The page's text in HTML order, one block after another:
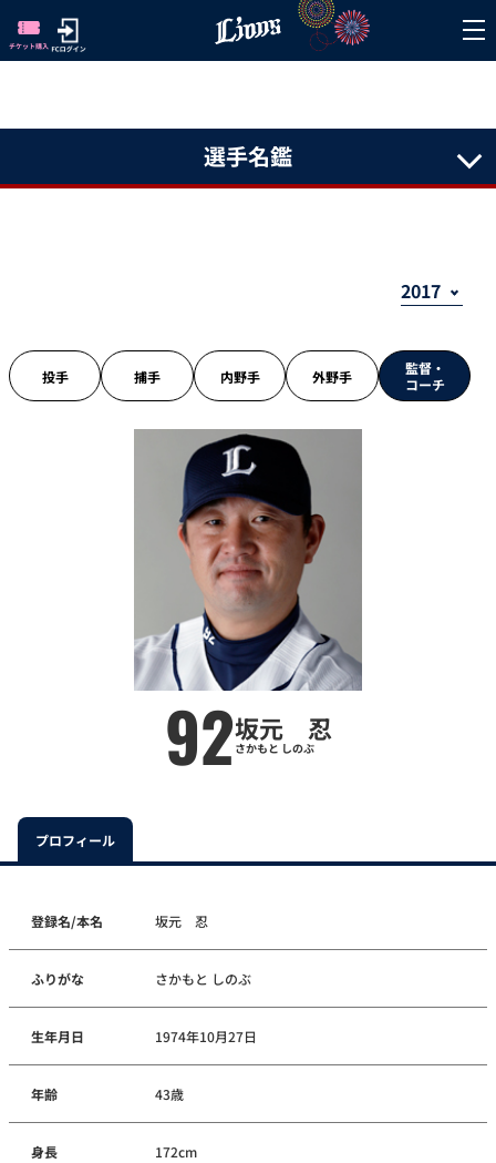
選手名鑑
投手 捕手 内野手 外野手
監督・
コーチ
92坂元 忍
さかもと しのぶ
プロフィール
登録名/本名 坂元 忍
ふりがな さかもと しのぶ
生年月日 1974年10月27日
年齢 43歳
身長 172cm